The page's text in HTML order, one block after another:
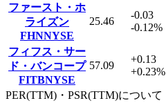
ファースト・ホ
ライズン
FHNNYSE
25.46
-0.03
-0.12%
フィフス・サー
ド・バンコープ
FITBNYSE
57.09
+0.13
+0.23%
PER(TTM)・PSR(TTM)について